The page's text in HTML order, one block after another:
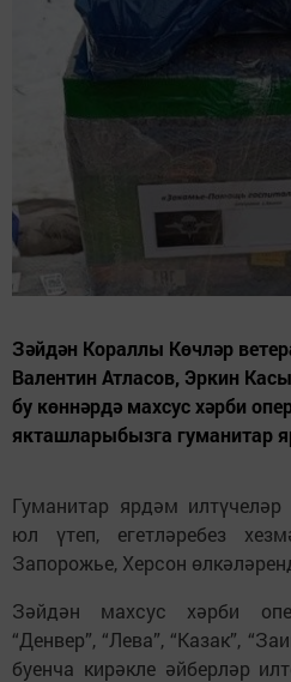
Зәйдән Кораллы Көчләр
Валентин Атласов, Эркин
бу көннәрдә махсус хәрби
якташларыбызга гуманитар
Гуманитар ярдәм
юл үтеп, егетләребез
Запорожье, Херсон
Зәйдән махсус хәрби
“Денвер”, “Лева”, “Казак”,
буенча кирәкле әйберләр